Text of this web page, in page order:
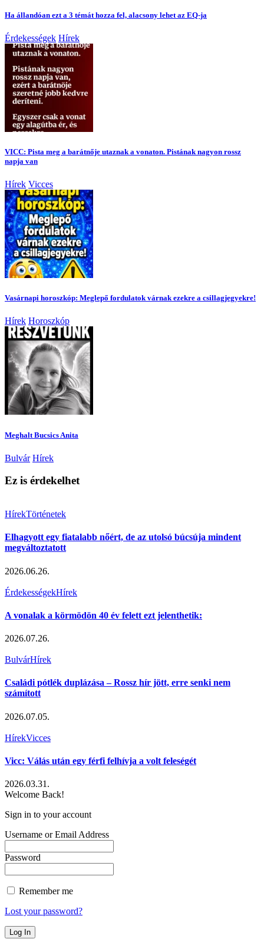
Ha állandóan ezt a 3 témát hozza fel, alacsony lehet az EQ-ja
Érdekességek Hírek
VICC: Pista meg a barátnője utaznak a vonaton. Pistának nagyon rossz
napja van
Hírek Vicces
Vasárnapi horoszkóp: Meglepő fordulatok várnak ezekre a csillagjegyekre!
Hírek Horoszkóp
Meghalt Bucsics Anita
Bulvár Hírek
Ez is érdekelhet
HírekTörténetek
Elhagyott egy fiatalabb nőért, de az utolsó búcsúja mindent
megváltoztatott
2026.06.26.
ÉrdekességekHírek
A vonalak a körmödön 40 év felett ezt jelenthetik:
2026.07.26.
BulvárHírek
Családi pótlék duplázása – Rossz hír jött, erre senki nem
számított
2026.07.05.
HírekVicces
Vicc: Válás után egy férfi felhívja a volt feleségét
2026.03.31.
Welcome Back!
Sign in to your account
Username or Email Address
Password
Remember me
Lost your password?